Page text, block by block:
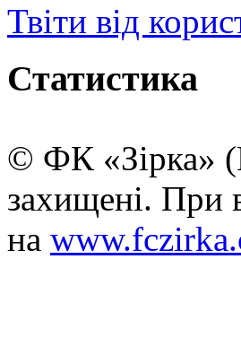
Твіти від
Статистика
© ФК «Зірка»
захищені. При
на